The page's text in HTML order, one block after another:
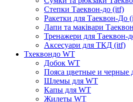
Степки Таеквон-до (itf)
Ракетки для Таеквон-До
Лапи та маківари
Тренажери для Таеквон-
Аксесуари для ТКД (itf)
Тхеквондо WT
Добок WT
Пояса цветные и черные
Шлемы для WT
Капы для WT
Жилеты WT